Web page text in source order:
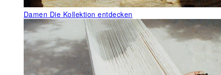
Damen Die Kollektion entdecken